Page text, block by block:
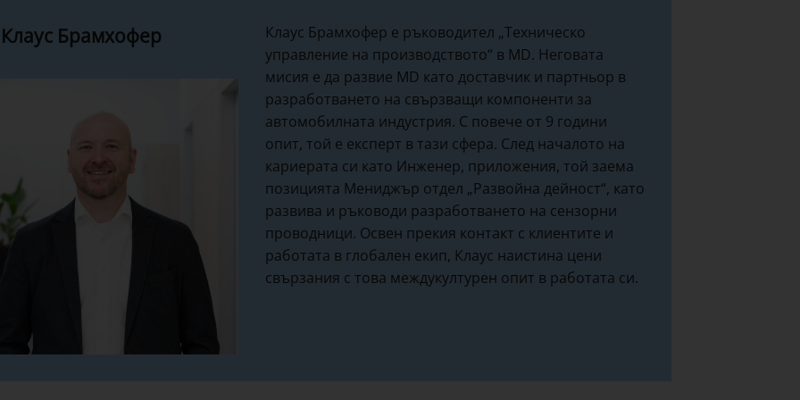
Брамхофер
Клаус Брамхофер е ръководител „Техническо
управление на производството“ в MD. Неговата
мисия е да развие MD като доставчик и партньор в
разработването на свързващи компоненти за
автомобилната индустрия. С повече от 9 години
опит, той е експерт в тази сфера. След началото на
кариерата си като Инженер, приложения, той заема
позицията Мениджър отдел „Развойна дейност“, като
развива и ръководи разработването на сензорни
проводници. Освен прекия контакт с клиентите и
работата в глобален екип, Клаус наистина цени
свързания с това междукултурен опит в работата си.